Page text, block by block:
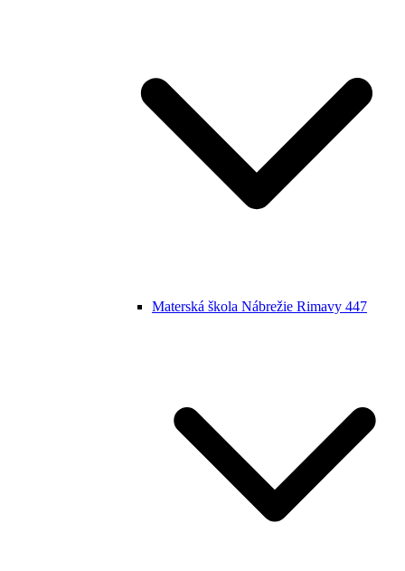
Materská škola Nábrežie Rimavy 447